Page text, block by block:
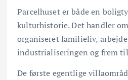
Parcelhuset er både en
kulturhistorie. Det handler
organiseret familieliv,
industrialiseringen og frem
De første egentlige